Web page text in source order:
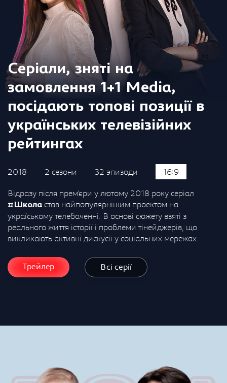
Серіали, зняті на
замовлення 1+1 Media,
посідають топові позиції в
українських телевізійних
рейтингах
2018 2 сезони 32 эпизоди 16:9
Відразу після прем'єри у лютому 2018 року серіал
#Школа став найпопулярнішим проектом на
україському телебаченні. В основі сюжету взяті з
реального життя історії і проблеми тінейджерів, що
викликають активні дискусії у соціальних мережах.
Трейлер Всі серії